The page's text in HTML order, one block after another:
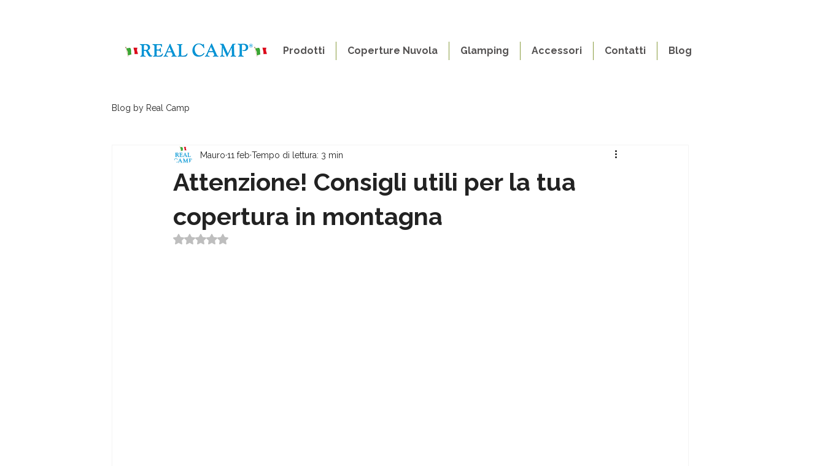
Prodotti Coperture Nuvola Glamping Accessori Contatti Blog
Blog by Real Camp
Attenzione! Consigli utili per la tua
copertura in montagna
Mauro 11 feb Tempo di lettura: 3 min
Valutazione NaN stelle su 5.